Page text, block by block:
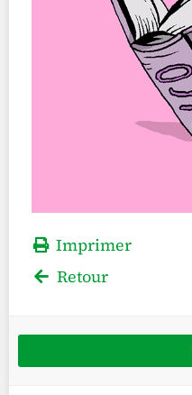
Imprimer
Retour